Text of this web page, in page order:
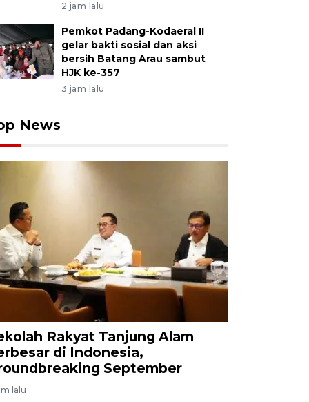
2 jam lalu
Pemkot Padang-Kodaeral II
gelar bakti sosial dan aksi
bersih Batang Arau sambut
HJK ke-357
3 jam lalu
News
Rakyat Tanjung Alam
di Indonesia,
September
lalu